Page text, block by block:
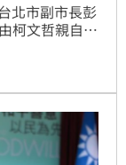
北市副市長彭
柯文哲親自簽
度不是相信